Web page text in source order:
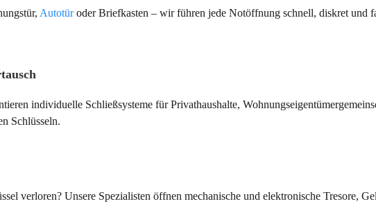
Autotüroder Briefkasten – wir führen jede Notöffnung schnell, diskret und
individuelle Schließsysteme für Privathaushalte,
Schlüsseln.
verloren? Unsere Spezialisten öffnen mechanische und elektronische Tresore,